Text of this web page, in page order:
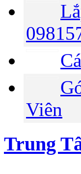
Viên
Trung